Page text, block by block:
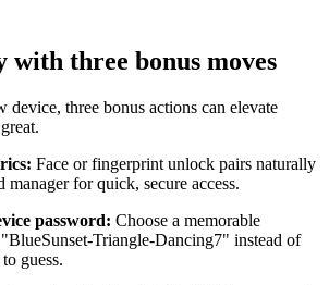
with three bonus moves
device, three bonus actions can elevate
Face or fingerprint unlock pairs naturally
manager for quick, secure access.
password: Choose a memorable
"BlueSunset-Triangle-Dancing7" instead of
guess.